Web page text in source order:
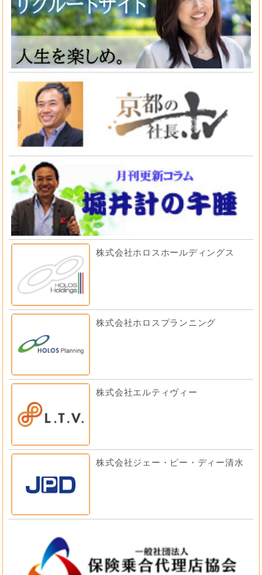
株式会社ホロスホールディングス
株式会社ホロスプランニング
株式会社エルティヴィー
株式会社ジェー・ピー・ディー清水